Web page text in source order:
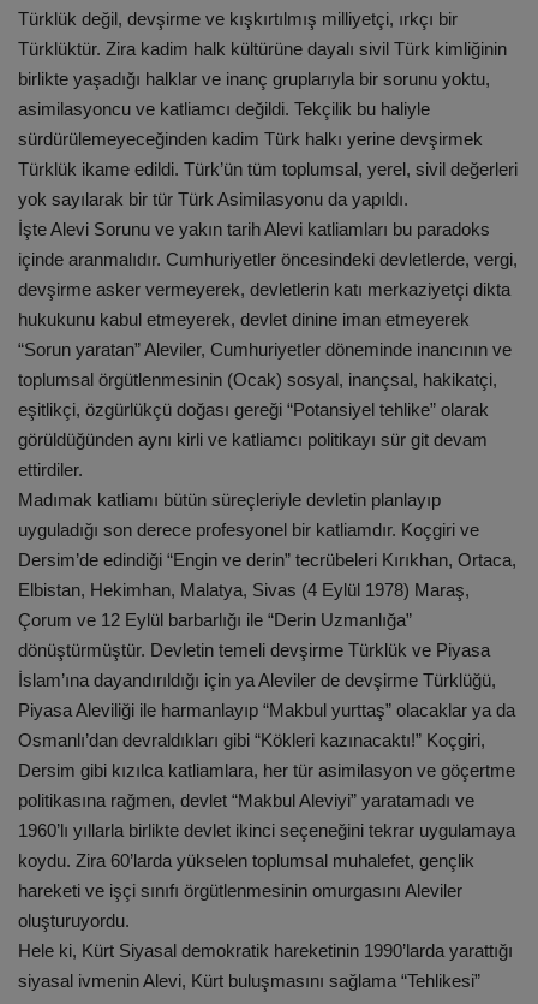
Türklük değil, devşirme ve kışkırtılmış milliyetçi, ırkçı bir
Türklüktür. Zira kadim halk kültürüne dayalı sivil Türk kimliğinin
birlikte yaşadığı halklar ve inanç gruplarıyla bir sorunu yoktu,
asimilasyoncu ve katliamcı değildi. Tekçilik bu haliyle
sürdürülemeyeceğinden kadim Türk halkı yerine devşirmek
Türklük ikame edildi. Türk’ün tüm toplumsal, yerel, sivil değerleri
yok sayılarak bir tür Türk Asimilasyonu da yapıldı.
İşte Alevi Sorunu ve yakın tarih Alevi katliamları bu paradoks
içinde aranmalıdır. Cumhuriyetler öncesindeki devletlerde, vergi,
devşirme asker vermeyerek, devletlerin katı merkaziyetçi dikta
hukukunu kabul etmeyerek, devlet dinine iman etmeyerek
“Sorun yaratan” Aleviler, Cumhuriyetler döneminde inancının ve
toplumsal örgütlenmesinin (Ocak) sosyal, inançsal, hakikatçi,
eşitlikçi, özgürlükçü doğası gereği “Potansiyel tehlike” olarak
görüldüğünden aynı kirli ve katliamcı politikayı sür git devam
ettirdiler.
Madımak katliamı bütün süreçleriyle devletin planlayıp
uyguladığı son derece profesyonel bir katliamdır. Koçgiri ve
Dersim’de edindiği “Engin ve derin” tecrübeleri Kırıkhan, Ortaca,
Elbistan, Hekimhan, Malatya, Sivas (4 Eylül 1978) Maraş,
Çorum ve 12 Eylül barbarlığı ile “Derin Uzmanlığa”
dönüştürmüştür. Devletin temeli devşirme Türklük ve Piyasa
İslam’ına dayandırıldığı için ya Aleviler de devşirme Türklüğü,
Piyasa Aleviliği ile harmanlayıp “Makbul yurttaş” olacaklar ya da
Osmanlı’dan devraldıkları gibi “Kökleri kazınacaktı!” Koçgiri,
Dersim gibi kızılca katliamlara, her tür asimilasyon ve göçertme
politikasına rağmen, devlet “Makbul Aleviyi” yaratamadı ve
1960’lı yıllarla birlikte devlet ikinci seçeneğini tekrar uygulamaya
koydu. Zira 60’larda yükselen toplumsal muhalefet, gençlik
hareketi ve işçi sınıfı örgütlenmesinin omurgasını Aleviler
oluşturuyordu.
Hele ki, Kürt Siyasal demokratik hareketinin 1990’larda yarattığı
siyasal ivmenin Alevi, Kürt buluşmasını sağlama “Tehlikesi”